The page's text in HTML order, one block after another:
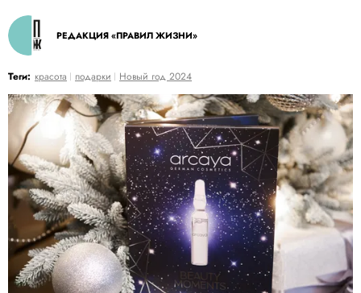
РЕДАКЦИЯ «ПРАВИЛ ЖИЗНИ»
Теги: красота подарки Новый год 2024